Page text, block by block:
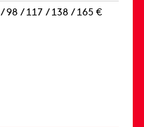
98 / 117 / 138 / 165 €